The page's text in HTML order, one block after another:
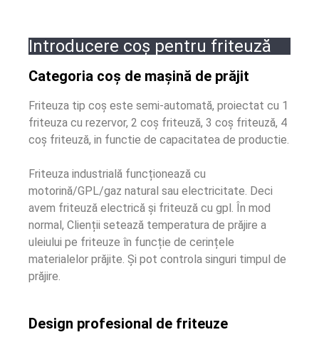
Introducere coș pentru friteuză
Categoria coș de mașină de prăjit
Friteuza tip coș este semi-automată, proiectat cu 1
friteuza cu rezervor, 2 coș friteuză, 3 coș friteuză, 4
coș friteuză, in functie de capacitatea de productie.
Friteuza industrială funcționează cu
motorină/GPL/gaz natural sau electricitate. Deci
avem friteuză electrică și friteuză cu gpl. În mod
normal, Clienții setează temperatura de prăjire a
uleiului pe friteuze în funcție de cerințele
materialelor prăjite. Și pot controla singuri timpul de
prăjire.
Design profesional de friteuze